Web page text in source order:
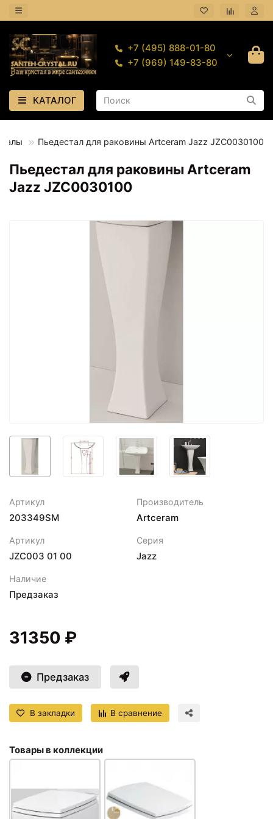
+7 (495) 888-01-80
+7 (969) 149-83-80
КАТАЛОГ
Пьедестал для раковины Artceram Jazz JZC0030100
Пьедестал для раковины Artceram
Jazz JZC0030100
Артикул
203349SM
Производитель
Artceram
Артикул
JZC003 01 00
Серия
Jazz
Наличие
Предзаказ
31350 ₽
Предзаказ
В закладки В сравнение
Товары в коллекции